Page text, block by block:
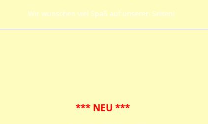
Wir wünschen viel Spaß auf unseren Seiten!
*** NEU ***